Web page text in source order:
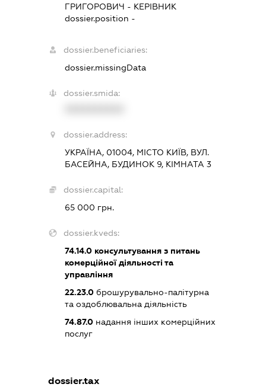
ГРИГОРОВИЧ - КЕРІВНИК
dossier.position -
dossier.beneficiaries:
dossier.missingData
dossier.smida:
dossier.address:
УКРАЇНА, 01004, МІСТО КИЇВ, ВУЛ.
БАСЕЙНА, БУДИНОК 9, КІМНАТА 3
dossier.capital:
65 000 грн.
dossier.kveds:
74.14.0 консультування з питань
комерційної діяльності та
управління
22.23.0 брошурувально-палітурна
та оздоблювальна діяльність
74.87.0 надання інших комерційних
послуг
dossier.tax